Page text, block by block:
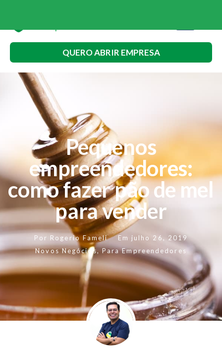
QUERO ABRIR EMPRESA
Pequenos
empreendedores:
como fazer pão de mel
para vender
Por Rogerio Fameli Em julho 26, 2019
Novos Negócios,Para Empreendedores